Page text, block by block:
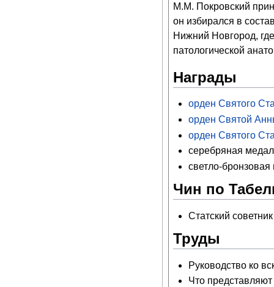
М.М. Покровский
он избирался в
Нижний Новгород,
патологической
Награды
орден Святого
орден Святой
орден Святого
серебряная
светло-
Чин по
Статский
Труды
Руководство ко
Что